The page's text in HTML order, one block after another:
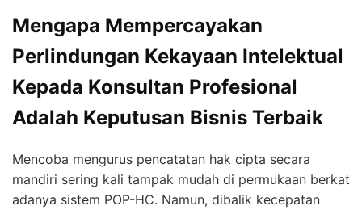
Mengapa Mempercayakan
Perlindungan Kekayaan Intelektual
Kepada Konsultan Profesional
Adalah Keputusan Bisnis Terbaik
Mencoba mengurus pencatatan hak cipta secara
mandiri sering kali tampak mudah di permukaan berkat
adanya sistem POP-HC. Namun, dibalik kecepatan